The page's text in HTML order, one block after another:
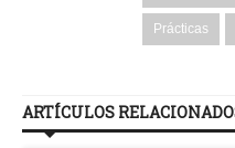
Prácticas
ARTÍCULOS